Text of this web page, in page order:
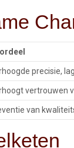
precisie,
vertrouwen
van